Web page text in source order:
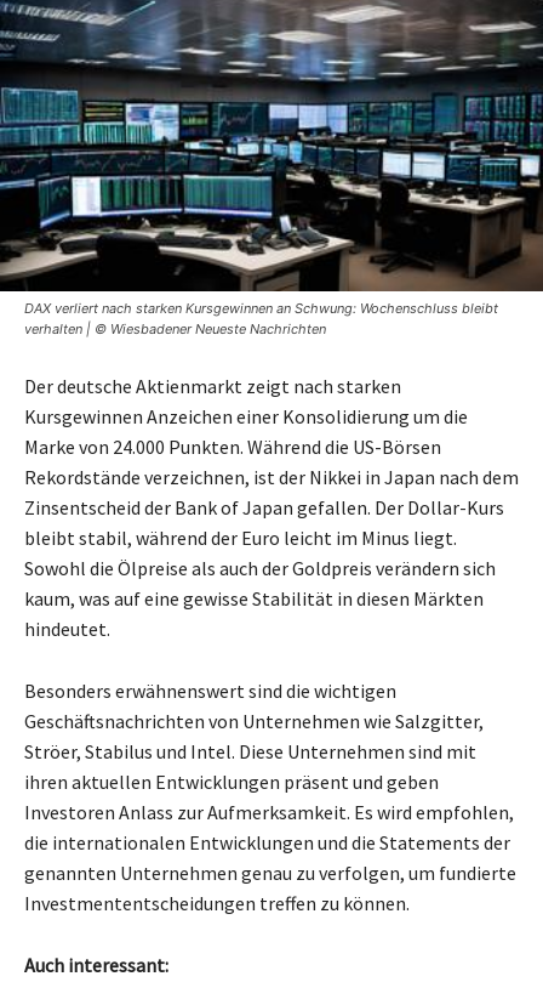
DAX verliert nach starken Kursgewinnen an Schwung: Wochenschluss bleibt
verhalten | © Wiesbadener Neueste Nachrichten
Der deutsche Aktienmarkt zeigt nach starken
Kursgewinnen Anzeichen einer Konsolidierung um die
Marke von 24.000 Punkten. Während die US-Börsen
Rekordstände verzeichnen, ist der Nikkei in Japan nach dem
Zinsentscheid der Bank of Japan gefallen. Der Dollar-Kurs
bleibt stabil, während der Euro leicht im Minus liegt.
Sowohl die Ölpreise als auch der Goldpreis verändern sich
kaum, was auf eine gewisse Stabilität in diesen Märkten
hindeutet.
Besonders erwähnenswert sind die wichtigen
Geschäftsnachrichten von Unternehmen wie Salzgitter,
Ströer, Stabilus und Intel. Diese Unternehmen sind mit
ihren aktuellen Entwicklungen präsent und geben
Investoren Anlass zur Aufmerksamkeit. Es wird empfohlen,
die internationalen Entwicklungen und die Statements der
genannten Unternehmen genau zu verfolgen, um fundierte
Investmententscheidungen treffen zu können.
Auch interessant: